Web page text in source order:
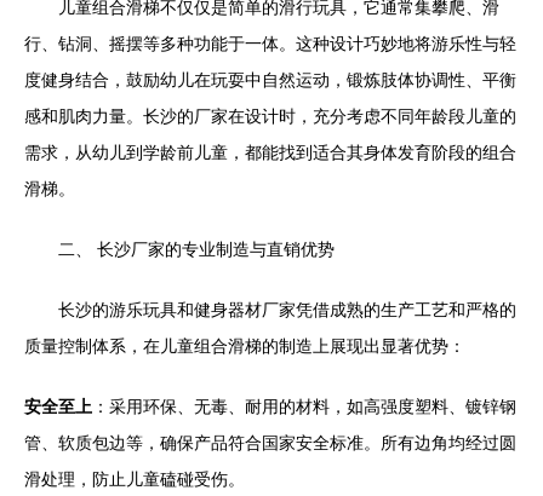
儿童组合滑梯不仅仅是简单的滑行玩具，它通常集攀爬、滑
行、钻洞、摇摆等多种功能于一体。这种设计巧妙地将游乐性与轻
度健身结合，鼓励幼儿在玩耍中自然运动，锻炼肢体协调性、平衡
感和肌肉力量。长沙的厂家在设计时，充分考虑不同年龄段儿童的
需求，从幼儿到学龄前儿童，都能找到适合其身体发育阶段的组合
滑梯。
二、 长沙厂家的专业制造与直销优势
长沙的游乐玩具和健身器材厂家凭借成熟的生产工艺和严格的
质量控制体系，在儿童组合滑梯的制造上展现出显著优势：
安全至上 ：采用环保、无毒、耐用的材料，如高强度塑料、镀锌钢
管、软质包边等，确保产品符合国家安全标准。所有边角均经过圆
滑处理，防止儿童磕碰受伤。